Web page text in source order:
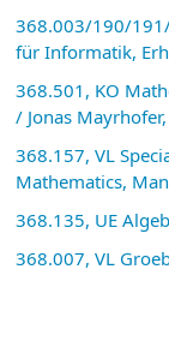
368.003/190/
für Informatik,
368.501, KO
/ Jonas
368.157, VL
Mathematics,
368.135, UE
368.007, VL